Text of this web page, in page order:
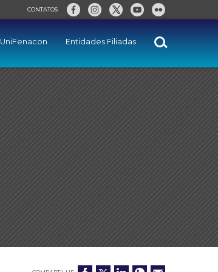
CONTATOS
UniFenacon Entidades Filiadas